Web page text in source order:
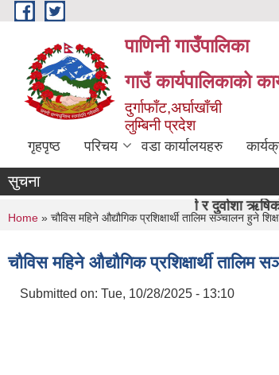
Skip to main content
पाणिनी गाउँपालिका
गाउँ कार्यपालिकाको
दुर्गाफाँट,अर्घाखाँची
लुम्बिनी प्रदेश
गृहपृष्ठ परिचय वडा कार्यालयहरु
"पाणिनी र दुर्वाशा ऋषिको पहिचान,समृद्ध
सुचना
You are here
Home » चौविस महिने औद्यौगिक प्रशिक्षार्थी तालिम सञ्चालन हुने
चौविस महिने औद्यौगिक प्रशिक्षार्थी तालिम
Submitted on: Tue, 10/28/2025 - 13:10